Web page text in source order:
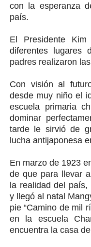
con la esperanza
país.
El Presidente
diferentes lugares
padres realizaron
Con visión al
desde muy niño el
escuela primaria
dominar
tarde le sirvió de
lucha antijaponesa
En marzo de 1923
de que para llevar
la realidad del
y llegó al natal
pie “Camino de mil
en la escuela
encuentra la casa